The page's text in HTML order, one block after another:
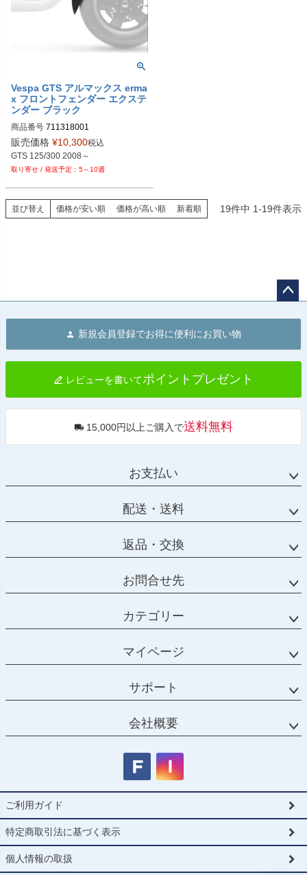
Vespa GTS アルマックス erma
x フロントフェンダー エクステ
ンダー ブラック
商品番号 711318001
販売価格 ¥10,300税込
5～10週
並び替え 価格が安い順 価格が高い順 新着順 19件中 1-19件表示
へ
新規会員登録でお得に便利にお買い物
レビューを書いてポイントプレゼント
15,000円以上ご購入で送料無料
お支払い
配送・送料
返品・交換
お問合せ先
カテゴリー
マイページ
サポート
会社概要
ご利用ガイド
特定商取引法に基づく表示
個人情報の取扱